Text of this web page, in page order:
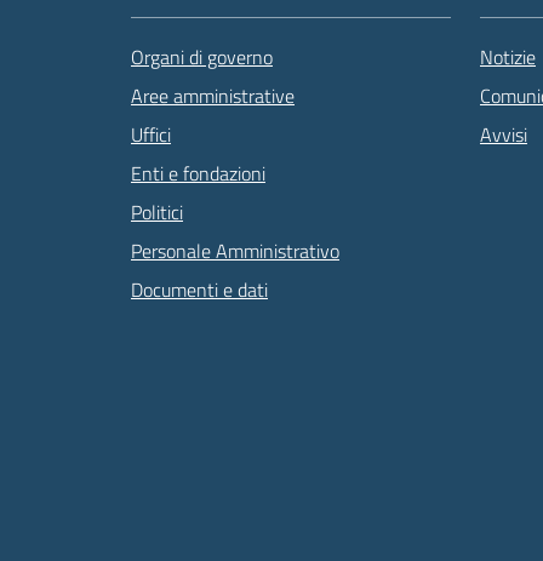
Organi di governo
Aree amministrative
Uffici
Enti e fondazioni
Politici
Personale Amministrativo
Documenti e dati
Notizie
Avvisi